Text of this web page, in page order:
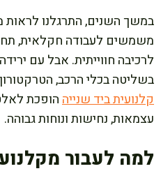
במשך השנים, התרגלנו לראות
משמשים לעבודה חקלאית,
לרכיבה חווייתית. אבל עם
בשליטה בכלי הרכב,
קלנועית ביד שנייההופכת
עצמאות, נחישות ונוחות גבוהה.
למה לעבור